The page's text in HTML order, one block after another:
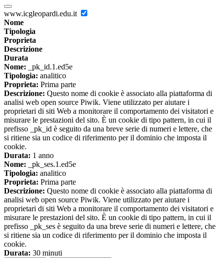
www.icgleopardi.edu.it
Nome
Tipologia
Proprieta
Descrizione
Durata
Nome: _pk_id.1.ed5e
Tipologia: analitico
Proprieta: Prima parte
Descrizione: Questo nome di cookie è associato alla piattaforma di
analisi web open source Piwik. Viene utilizzato per aiutare i
proprietari di siti Web a monitorare il comportamento dei visitatori e
misurare le prestazioni del sito. È un cookie di tipo pattern, in cui il
prefisso _pk_id è seguito da una breve serie di numeri e lettere, che
si ritiene sia un codice di riferimento per il dominio che imposta il
cookie.
Durata: 1 anno
Nome: _pk_ses.1.ed5e
Tipologia: analitico
Proprieta: Prima parte
Descrizione: Questo nome di cookie è associato alla piattaforma di
analisi web open source Piwik. Viene utilizzato per aiutare i
proprietari di siti Web a monitorare il comportamento dei visitatori e
misurare le prestazioni del sito. È un cookie di tipo pattern, in cui il
prefisso _pk_ses è seguito da una breve serie di numeri e lettere, che
si ritiene sia un codice di riferimento per il dominio che imposta il
cookie.
Durata: 30 minuti